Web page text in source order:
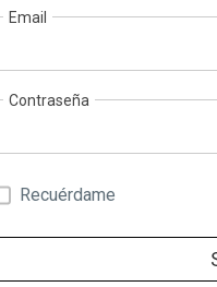
Email
Contraseña
Recuérdame